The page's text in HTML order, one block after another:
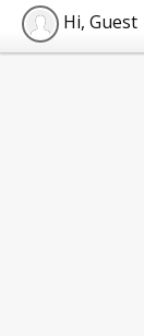
Hi, Guest